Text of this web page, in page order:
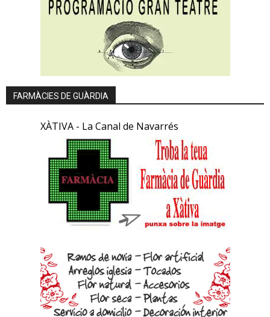
FARMÀCIES DE GUÀRDIA
XÀTIVA - La Canal de Navarrés